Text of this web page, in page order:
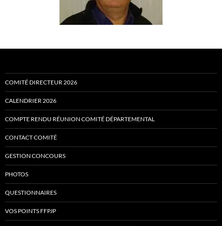
COMITÉ DIRECTEUR 2026
CALENDRIER 2026
COMPTE RENDU RÉUNION COMITÉ DÉPARTEMENTAL
CONTACT COMITÉ
GESTION CONCOURS
PHOTOS
QUESTIONNAIRES
VOS POINTS FFPJP